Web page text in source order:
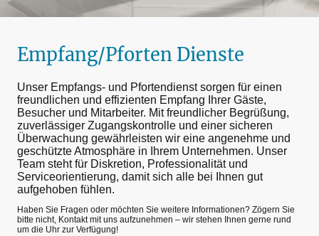
Empfang/Pforten Dienste
Unser Empfangs- und Pfortendienst sorgen für einen
freundlichen und effizienten Empfang Ihrer Gäste,
Besucher und Mitarbeiter. Mit freundlicher Begrüßung,
zuverlässiger Zugangskontrolle und einer sicheren
Überwachung gewährleisten wir eine angenehme und
geschützte Atmosphäre in Ihrem Unternehmen. Unser
Team steht für Diskretion, Professionalität und
Serviceorientierung, damit sich alle bei Ihnen gut
aufgehoben fühlen.
Haben Sie Fragen oder möchten Sie weitere Informationen? Zögern Sie
bitte nicht, Kontakt mit uns aufzunehmen – wir stehen Ihnen gerne rund
um die Uhr zur Verfügung!